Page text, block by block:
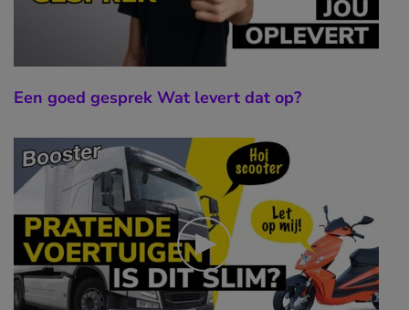
Een goed gesprek Wat levert dat op?